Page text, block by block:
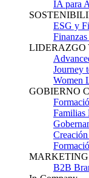
IA para
ESG y
LIDERAZGO
Journey
Women
GOBIERNO
Familias
MARKETING
B2B